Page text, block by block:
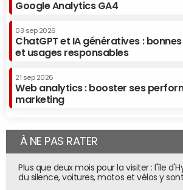
Google Analytics GA4
03 sep 2026
ChatGPT et IA génératives :
et usages responsables
21 sep 2026
Web analytics : booster ses
marketing
À NE PAS RATER
Plus que deux mois pour la visiter : l'île
du silence, voitures, motos et vélos y